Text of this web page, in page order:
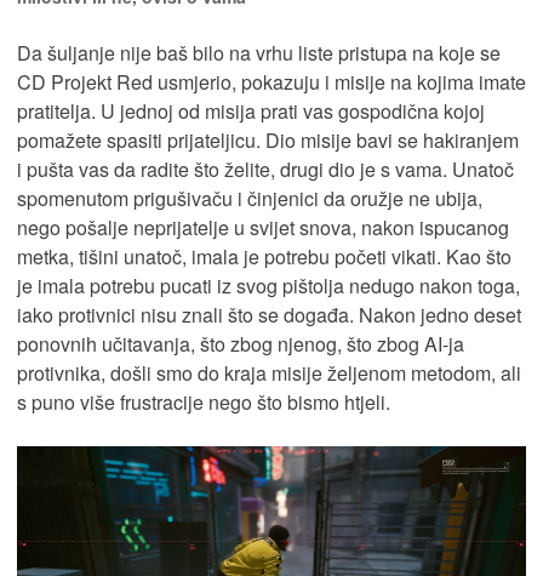
Da šuljanje nije baš bilo na vrhu liste pristupa na koje se
CD Projekt Red usmjerio, pokazuju i misije na kojima imate
pratitelja. U jednoj od misija prati vas gospodična kojoj
pomažete spasiti prijateljicu. Dio misije bavi se hakiranjem
i pušta vas da radite što želite, drugi dio je s vama. Unatoč
spomenutom prigušivaču i činjenici da oružje ne ubija,
nego pošalje neprijatelje u svijet snova, nakon ispucanog
metka, tišini unatoč, imala je potrebu početi vikati. Kao što
je imala potrebu pucati iz svog pištolja nedugo nakon toga,
iako protivnici nisu znali što se događa. Nakon jedno deset
ponovnih učitavanja, što zbog njenog, što zbog AI-ja
protivnika, došli smo do kraja misije željenom metodom, ali
s puno više frustracije nego što bismo htjeli.